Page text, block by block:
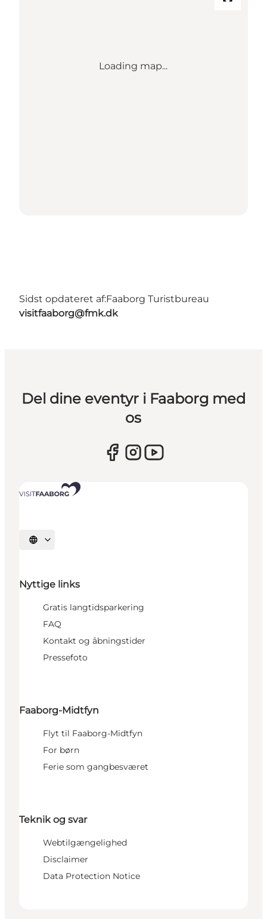
Loading map...
Sidst opdateret af:Faaborg Turistbureau
visitfaaborg@fmk.dk
Del dine eventyr i Faaborg med
os
Vælg sprog
Nyttige links
Gratis langtidsparkering
FAQ
Kontakt og åbningstider
Pressefoto
Faaborg-Midtfyn
Flyt til Faaborg-Midtfyn
For børn
Ferie som gangbesværet
Teknik og svar
Webtilgængelighed
Disclaimer
Data Protection Notice